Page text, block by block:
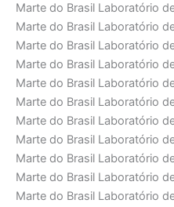
Marte do Brasil Laboratório
Marte do Brasil Laboratório
Marte do Brasil Laboratório
Marte do Brasil Laboratório
Marte do Brasil Laboratório
Marte do Brasil Laboratório
Marte do Brasil Laboratório
Marte do Brasil Laboratório
Marte do Brasil Laboratório
Marte do Brasil Laboratório
Marte do Brasil Laboratório